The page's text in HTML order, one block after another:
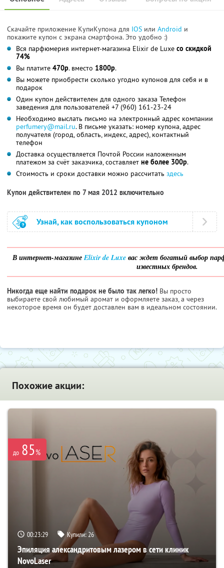
Скачайте приложение КупиКупона для IOS или Android и
покажите купон с экрана смартфона. Это удобно :)
Вся парфюмерия интернет-магазина Elixir de Luxe со скидкой
74%
Вы платите 470р. вместо 1800р.
Вы можете приобрести сколько угодно купонов для себя и в
подарок
Один купон действителен для одного заказа Телефон
заведения для пользователей +7 (960) 161-23-24
Необходимо выслать письмо на электронный адрес компании
perfumery@mail.ru. В письме указать: номер купона, адрес
получателя (город, область, индекс, адрес), контактный
телефон
Доставка осуществляется Почтой России наложенным
платежом за счёт заказчика, составляет не более 300р.
Стоимость и сроки доставки можно рассчитать здесь
Купон действителен по 7 мая 2012 включительно
Узнай, как воспользоваться купоном
В интернет-магазинеElixir de Luxeвас ждет богатый выбор
известных брендов.
Никогда еще найти подарок не было так легко! Вы просто
выбираете свой любимый аромат и оформляете заказ, а через
некоторое время он будет доставлен вам в идеальном состоянии.
Похожие акции:
до 85%
00:23:28 Купили:26
Эпиляция александритовым лазером в сети клиник
NovoLaser